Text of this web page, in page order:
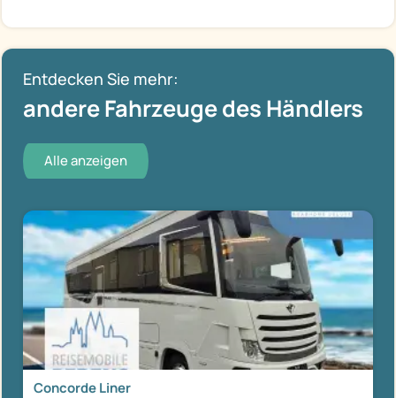
Entdecken Sie mehr:
andere Fahrzeuge des Händlers
Alle anzeigen
Concorde Liner